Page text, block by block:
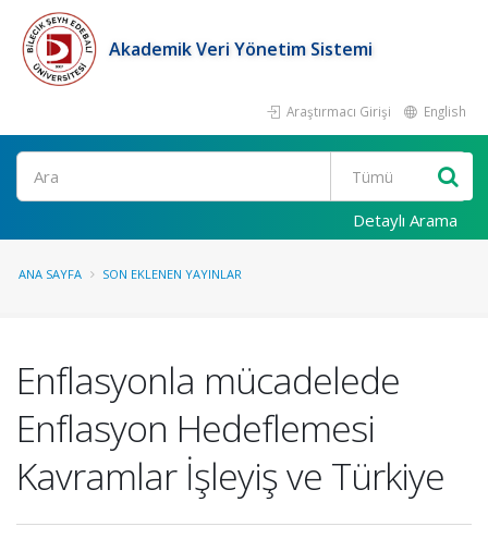
Akademik Veri Yönetim Sistemi
Araştırmacı Girişi English
Ara
Detaylı Arama
ANA SAYFA SON EKLENEN YAYINLAR
Enflasyonla mücadelede
Enflasyon Hedeflemesi
Kavramlar İşleyiş ve Türkiye